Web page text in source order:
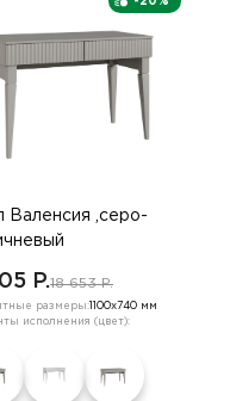
-20%
Валенсия ,серо-
P.18 653 P.
размеры: 1100х740 мм
исполнения (цвет):